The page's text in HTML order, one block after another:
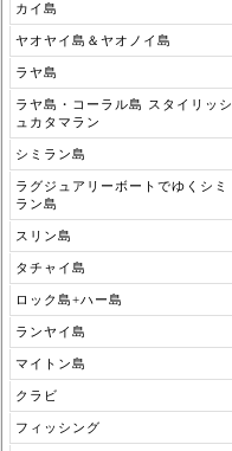
カイ島
ヤオヤイ島＆ヤオノイ島
ラヤ島
ラヤ島・コーラル島 スタイリッシ
ュカタマラン
シミラン島
ラグジュアリーボートでゆくシミ
ラン島
スリン島
タチャイ島
ロック島+ハー島
ランヤイ島
マイトン島
クラビ
フィッシング